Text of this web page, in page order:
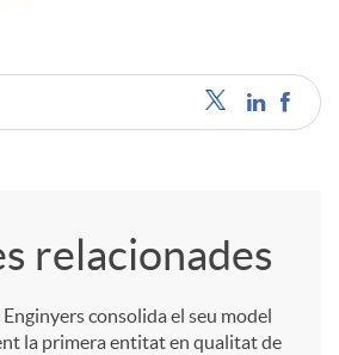
relacionades
consolida el seu model
la primera entitat en qualitat de